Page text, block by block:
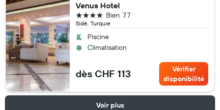
Venus Hotel
Sidé, Turquie
7.7
Bien
4 étoiles
Piscine
Climatisation
dès CHF 113
Vérifier
disponibilité
Voir plus